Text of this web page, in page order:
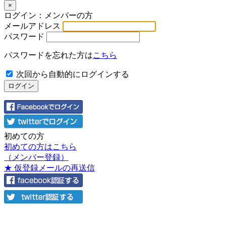
×
ログイン：メンバーの方
メールアドレス
パスワード
パスワードを忘れた方はこちら
次回から自動的にログインする
初めての方
初めての方はこちら
（メンバー登録）
★ 仮登録メールの再送信